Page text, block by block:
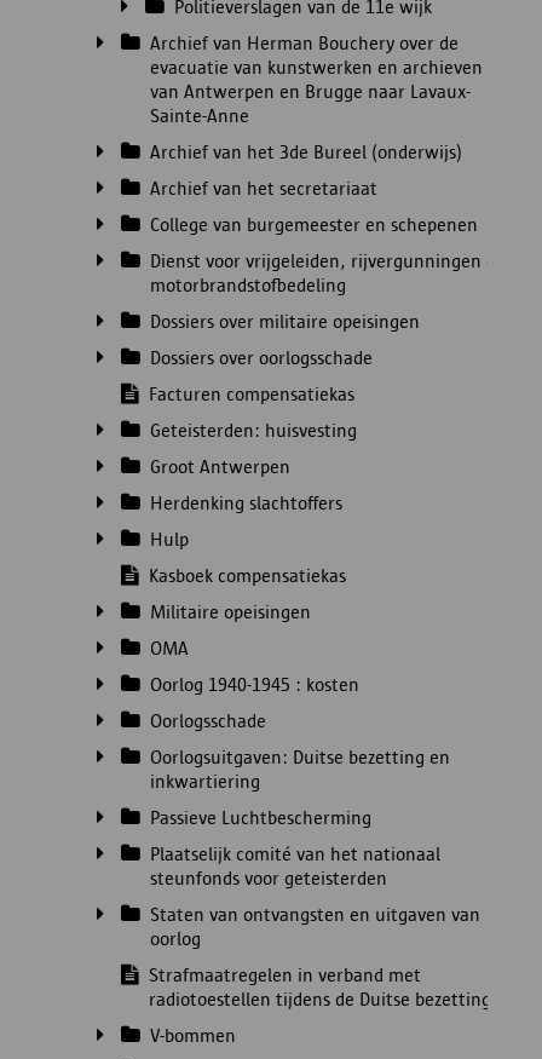
Politieverslagen van de 11e wijk
Archief van Herman Bouchery over de
evacuatie van kunstwerken en archieven
van Antwerpen en Brugge naar Lavaux-
Sainte-Anne
Archief van het 3de Bureel (onderwijs)
Archief van het secretariaat
College van burgemeester en schepenen
Dienst voor vrijgeleiden, rijvergunningen en
motorbrandstofbedeling
Dossiers over militaire opeisingen
Dossiers over oorlogsschade
Facturen compensatiekas
Geteisterden: huisvesting
Groot Antwerpen
Herdenking slachtoffers
Hulp
Kasboek compensatiekas
Militaire opeisingen
OMA
Oorlog 1940-1945 : kosten
Oorlogsschade
Oorlogsuitgaven: Duitse bezetting en
inkwartiering
Passieve Luchtbescherming
Plaatselijk comité van het nationaal
steunfonds voor geteisterden
Staten van ontvangsten en uitgaven van
oorlog
Strafmaatregelen in verband met
radiotoestellen tijdens de Duitse bezetting
V-bommen